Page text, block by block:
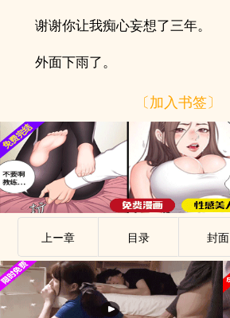
谢谢你让我痴心妄想了三年。
外面下雨了。
〔加入书签〕
上ー章 目录 封面